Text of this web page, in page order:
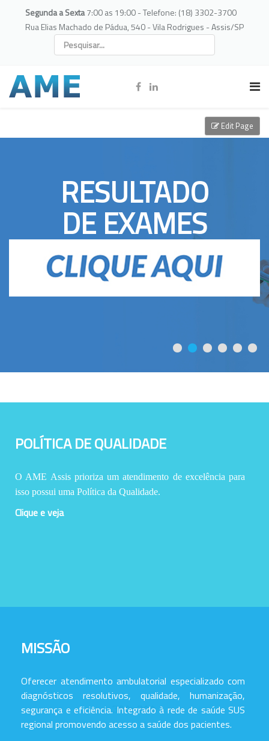
Segunda a Sexta7:00 as 19:00 - Telefone: (18) 3302-3700
Rua Elias Machado de Pádua, 540 - Vila Rodrigues - Assis/SP
RESULTADO
DE EXAMES
POLÍTICA DE QUALIDADE
O AME Assis prioriza um atendimento de excelência para
isso possui uma Política da Qualidade.
Clique e veja
MISSÃO
Oferecer atendimento ambulatorial especializado com
diagnósticos resolutivos, qualidade, humanização,
segurança e eficiência. Integrado à rede de saúde SUS
regional promovendo acesso a saúde dos pacientes.
Edit Page